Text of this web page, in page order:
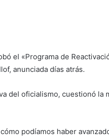
el «Programa de
anunciada días atrás.
del oficialismo, cuestionó la
podíamos haber